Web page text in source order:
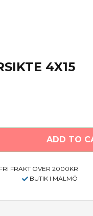
4X15
ADD TO
FRI FRAKT ÖVER 2000KR
BUTIK I MALMÖ